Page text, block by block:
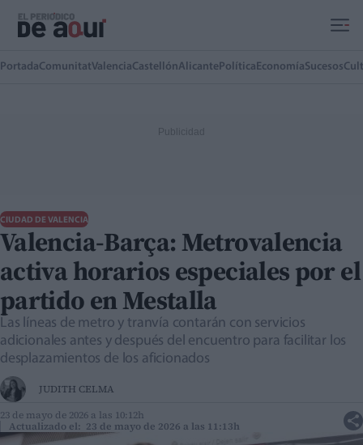
PortadaComunitatValenciaCastellónAlicante Política EconomíaSucesos
CIUDAD DE VALENCIA
Valencia-Barça: Metrovalencia
activa horarios especiales por el
partido en Mestalla
Las líneas de metro y tranvía contarán con servicios
adicionales antes y después del encuentro para facilitar los
desplazamientos de los aficionados
JUDITH CELMA
23 de mayo de 2026 a las 10:12h
Actualizado el: 23 de mayo de 2026 a las 11:13h